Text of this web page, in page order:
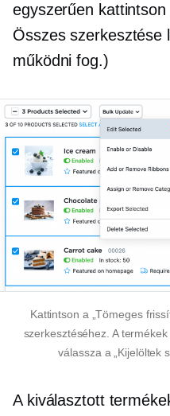
egyszerűen
Összes szerkesztése
működni fog.)
Kattintson a „Tömeges
szerkesztéséhez. A
válassza a „Kijelöltek
A kiválasztott